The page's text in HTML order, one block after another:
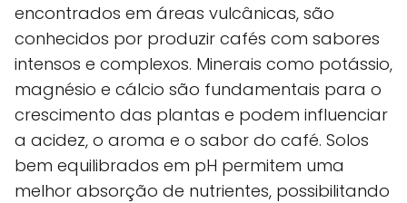
encontrados em áreas vulcânicas, são
conhecidos por produzir cafés com sabores
intensos e complexos. Minerais como potássio,
magnésio e cálcio são fundamentais para o
crescimento das plantas e podem influenciar
a acidez, o aroma e o sabor do café. Solos
bem equilibrados em pH permitem uma
melhor absorção de nutrientes, possibilitando